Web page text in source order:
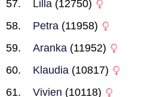
Lilla (12750)
Petra (11958)
Aranka (11952)
Klaudia (10817)
Vivien (10118)